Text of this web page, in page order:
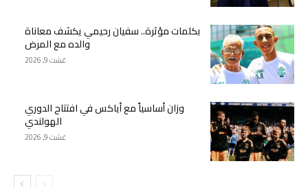
بكلمات مؤثرة.. سفيان رحيمي يكشف معاناة
والده مع المرض
غشت 9, 2026
وزان أساسياً مع أياكس في افتتاح الدوري
الهولندي
غشت 9, 2026